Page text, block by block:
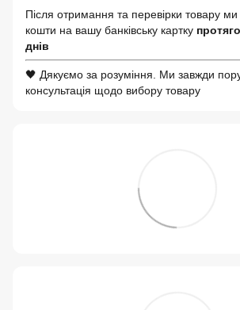
Після отримання та перевірки товару
кошти на вашу банківську картку
днів
🖤 Дякуємо за розуміння. Ми завжди
консультація щодо вибору товару